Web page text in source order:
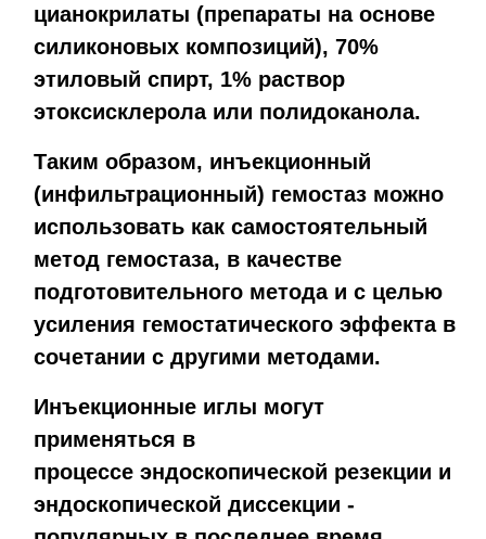
цианокрилаты (препараты на основе
силиконовых композиций), 70%
этиловый спирт, 1% раствор
этоксисклерола или полидоканола.
Таким образом, инъекционный
(инфильтрационный) гемостаз можно
использовать как самостоятельный
метод гемостаза, в качестве
подготовительного метода и с целью
усиления гемостатического эффекта в
сочетании с другими методами.
Инъекционные иглы могут
применяться в
процессе эндоскопической резекции и
эндоскопической диссекции -